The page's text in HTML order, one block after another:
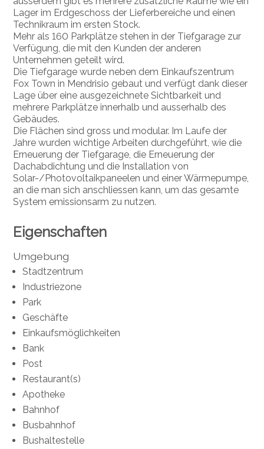
Lager im Erdgeschoss der Lieferbereiche und einen
Technikraum im ersten Stock.
Mehr als 160 Parkplätze stehen in der Tiefgarage zur
Verfügung, die mit den Kunden der anderen
Unternehmen geteilt wird.
Die Tiefgarage wurde neben dem Einkaufszentrum
Fox Town in Mendrisio gebaut und verfügt dank dieser
Lage über eine ausgezeichnete Sichtbarkeit und
mehrere Parkplätze innerhalb und ausserhalb des
Gebäudes.
Die Flächen sind gross und modular. Im Laufe der
Jahre wurden wichtige Arbeiten durchgeführt, wie die
Erneuerung der Tiefgarage, die Erneuerung der
Dachabdichtung und die Installation von
Solar-/Photovoltaikpaneelen und einer Wärmepumpe,
an die man sich anschliessen kann, um das gesamte
System emissionsarm zu nutzen.
Eigenschaften
Umgebung
Stadtzentrum
Industriezone
Park
Geschäfte
Einkaufsmöglichkeiten
Bank
Post
Restaurant(s)
Apotheke
Bahnhof
Busbahnhof
Bushaltestelle